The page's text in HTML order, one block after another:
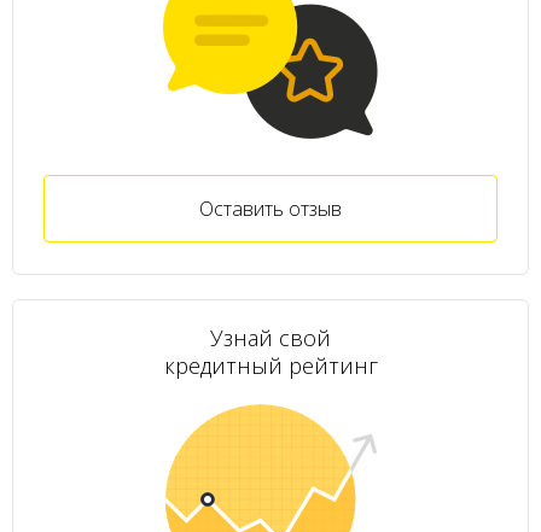
Оставить отзыв
Узнай свой
кредитный рейтинг